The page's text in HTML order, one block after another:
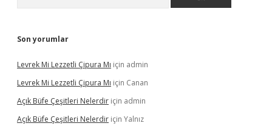
Son yorumlar
Levrek Mi Lezzetli Çipura Mı için admin
Levrek Mi Lezzetli Çipura Mı için Canan
Açık Büfe Çeşitleri Nelerdir için admin
Açık Büfe Çeşitleri Nelerdir için Yalnız